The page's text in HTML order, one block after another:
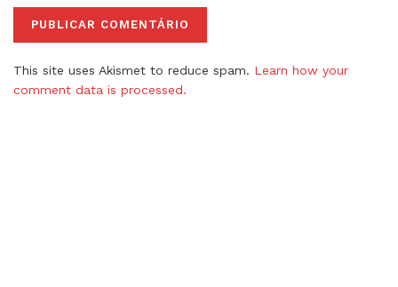
This site uses Akismet to reduce spam. Learn how your
comment data is processed.